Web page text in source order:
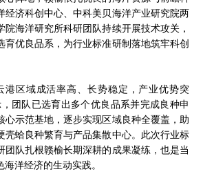
经济科创中心、中科美贝海洋产业研究院两
院海洋研究所科研团队持续开展技术攻关，
育优良品系，为行业标准研制落地筑牢科创
港区域成活率高、长势稳定，产业优势突
团队已选育出多个优良品系并完成良种申
心示范基地，逐步实现区域良种全覆盖，助
壳蛤良种繁育与产品集散中心。此次行业标
团队扎根赣榆长期深耕的成果凝练，也是当
洋经济的生动实践。